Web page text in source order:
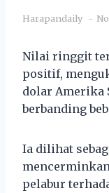
Harapandaily
Nilai ringgit
positif,
dolar Amerika
berbanding
Ia dilihat
pelabur